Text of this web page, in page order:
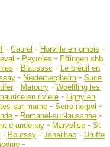
- Caurel - Horville en ornois -
- Peyroles - Effingen sbb
- Blausasc - Le breuil en
- Niederhergheim -Suce
- Matoury -Woelfling les
en riviere- Ligny en
sur marne -Serre nerpol -
- Romanel-sur-lausanne -
d andenay- Marvelise- St
- Boursay- Janailhac - Uruffe
-